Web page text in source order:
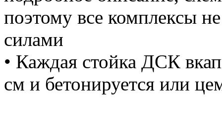
поэтому все комплексы
силами
• Каждая стойка ДСК
см и бетонируется или